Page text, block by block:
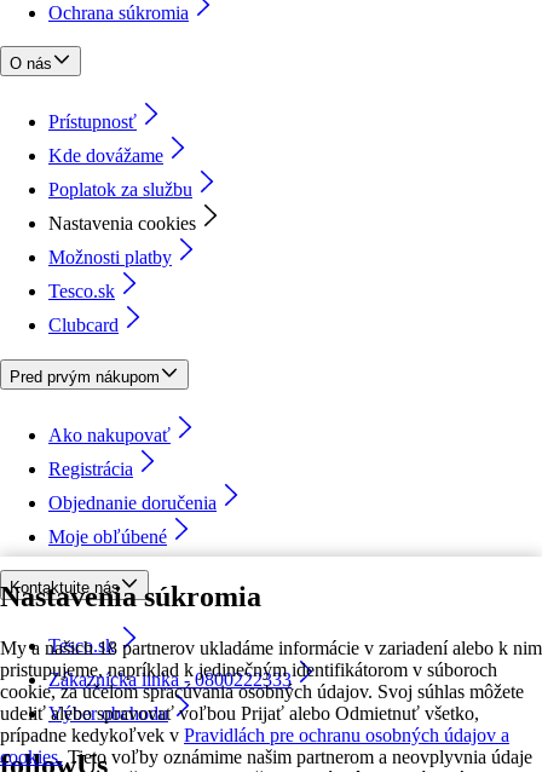
Nastavenia súkromia
My a našich 18 partnerov ukladáme informácie v zariadení alebo k nim
pristupujeme, napríklad k jedinečným identifikátorom v súboroch
cookie, za účelom spracúvania osobných údajov. Svoj súhlas môžete
udeliť alebo spravovať voľbou Prijať alebo Odmietnuť všetko,
prípadne kedykoľvek v Pravidlách pre ochranu osobných údajov a
cookies. Tieto voľby oznámime našim partnerom a neovplyvnia údaje
Ochrana súkromia
O nás
Prístupnosť
Kde dovážame
Poplatok za službu
Nastavenia cookies
Možnosti platby
Tesco.sk
Clubcard
Pred prvým nákupom
Ako nakupovať
Registrácia
Objednanie doručenia
Moje obľúbené
Kontaktujte nás
Tesco.sk
Zákaznícka linka - 0800222333
Výber obchodu
followUs